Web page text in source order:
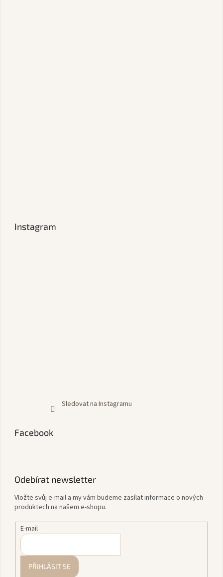
Instagram
Sledovat na Instagramu
Facebook
Odebírat newsletter
Vložte svůj e-mail a my vám budeme zasílat informace o nových
produktech na našem e-shopu.
E-mail
PŘIHLÁSIT SE